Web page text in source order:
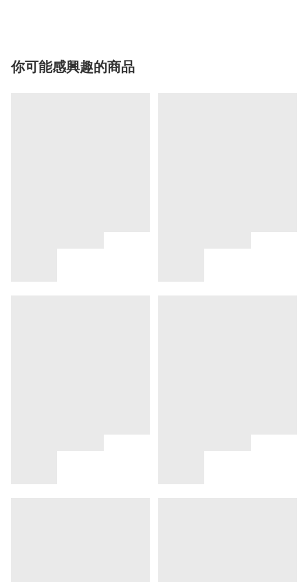
你可能感興趣的商品